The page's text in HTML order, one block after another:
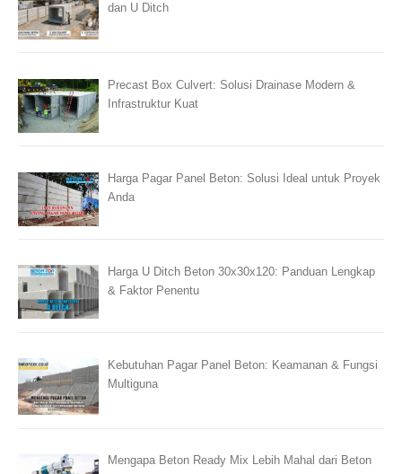
dan U Ditch
Precast Box Culvert: Solusi Drainase Modern &
Infrastruktur Kuat
Harga Pagar Panel Beton: Solusi Ideal untuk Proyek
Anda
Harga U Ditch Beton 30x30x120: Panduan Lengkap
& Faktor Penentu
Kebutuhan Pagar Panel Beton: Keamanan & Fungsi
Multiguna
Mengapa Beton Ready Mix Lebih Mahal dari Beton